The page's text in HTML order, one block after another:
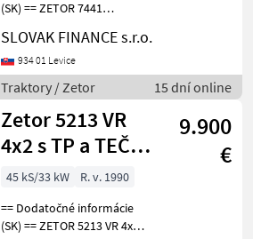
(SK) == ZETOR 7441
6662 MTH, 4156cm3, 53kw,
manuál, radlica, zadná
vzpera, zadná uzávierka
diferenciálu, vpredu
SLOVAK FINANCE s.r.o.
934 01 Levice
Traktory / Zetor 15 dní online
Zetor 5213 VR
4x2 s TP a TEČ
hydraulika
manual VIN 978
9.900
€
45 kS/33 kW
R. v. 1990
== Dodatočné informácie
(SK) == ZETOR 5213 VR 4x2